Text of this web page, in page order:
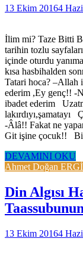
13 Ekim 20164
İlim mi? Taze Bitti
tarihin tozlu
içinde oturdu
kısa hasbihalden
Tatari hoca? –Allah
ederim ,Ey genç!! -
ibadet ederim
lakırdıyı,şamatayı
-Âlâ!! Fakat ne
Git işine çocuk!!
DEVAMINI OKU
Ahmet Doğan
Din Algısı
13 Ekim 20164